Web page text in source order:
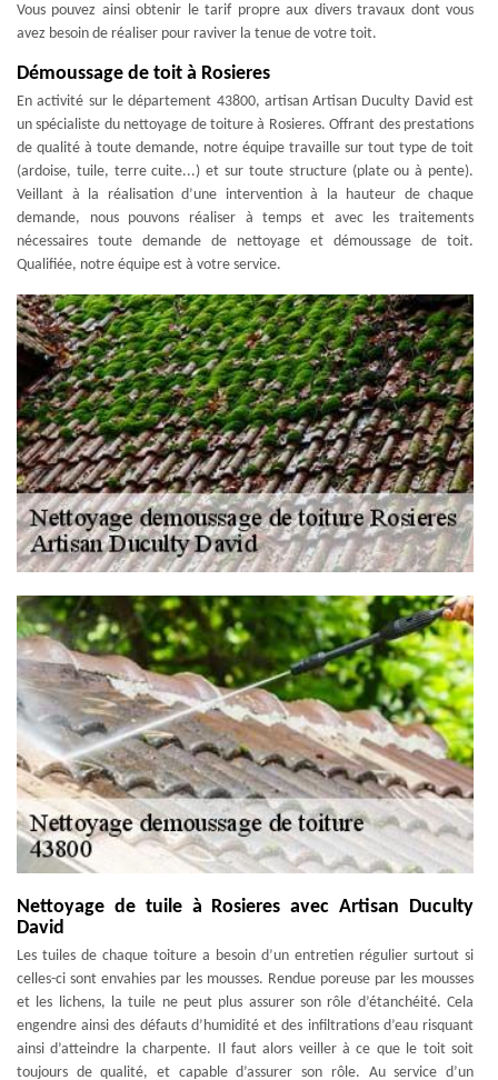
Vous pouvez ainsi obtenir le tarif propre aux divers travaux dont vous
avez besoin de réaliser pour raviver la tenue de votre toit.
Démoussage de toit à Rosieres
En activité sur le département 43800, artisan Artisan Duculty David est
un spécialiste du nettoyage de toiture à Rosieres. Offrant des prestations
de qualité à toute demande, notre équipe travaille sur tout type de toit
(ardoise, tuile, terre cuite...) et sur toute structure (plate ou à pente).
Veillant à la réalisation d’une intervention à la hauteur de chaque
demande, nous pouvons réaliser à temps et avec les traitements
nécessaires toute demande de nettoyage et démoussage de toit.
Qualifiée, notre équipe est à votre service.
Nettoyage de tuile à Rosieres avec Artisan Duculty
David
Les tuiles de chaque toiture a besoin d’un entretien régulier surtout si
celles-ci sont envahies par les mousses. Rendue poreuse par les mousses
et les lichens, la tuile ne peut plus assurer son rôle d’étanchéité. Cela
engendre ainsi des défauts d’humidité et des infiltrations d’eau risquant
ainsi d’atteindre la charpente. Il faut alors veiller à ce que le toit soit
toujours de qualité, et capable d’assurer son rôle. Au service d’un